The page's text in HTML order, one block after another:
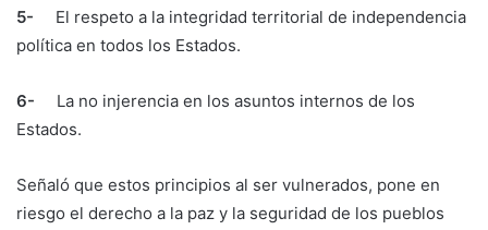
5-
El respeto a la integridad territorial de independencia
política en todos los Estados.
6-
La no injerencia en los asuntos internos de los
Estados.
Señaló que estos principios al ser vulnerados, pone en
riesgo el derecho a la paz y la seguridad de los pueblos